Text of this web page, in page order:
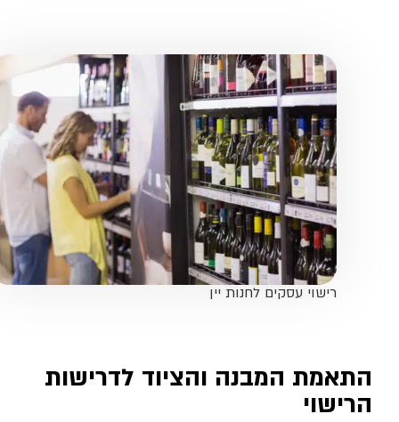
רישוי עסקים לחנות יין
התאמת המבנה והציוד לדרישות
הרישוי